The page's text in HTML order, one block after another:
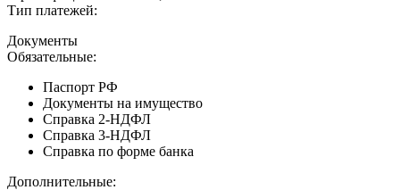
Тип платежей:
Документы
Обязательные:
Паспорт РФ
Документы на имущество
Справка 2-НДФЛ
Справка 3-НДФЛ
Справка по форме банка
Дополнительные: